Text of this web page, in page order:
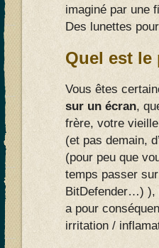
imaginé par une
Des lunettes
Quel est
Vous êtes
sur un écran,
frère, votre
(et pas demain,
(pour peu que
temps passer
BitDefender…) ),
a pour
irritation /